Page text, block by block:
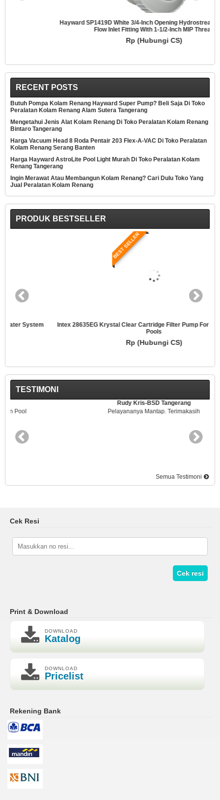
Hayward SP1419D White 3/4-Inch Opening Hydrostream Directional
Flow Inlet Fitting With 1-1/2-Inch MIP Thread
Rp (Hubungi CS)
RECENT POSTS
Butuh Pompa Kolam Renang Hayward Super Pump? Beli Saja Di Toko
Peralatan Kolam Renang Alam Sutera Tangerang
Mengetahui Jenis Alat Kolam Renang Di Toko Peralatan Kolam Renang
Bintaro Tangerang
Harga Vacuum Head 8 Roda Pentair 203 Flex-A-VAC Di Toko Peralatan
Kolam Renang Serang Banten
Harga Hayward AstroLite Pool Light Murah Di Toko Peralatan Kolam
Renang Tangerang
Ingin Merawat Atau Membangun Kolam Renang? Cari Dulu Toko Yang
Jual Peralatan Kolam Renang
PRODUK BESTSELLER
Intex 28635EG Krystal Clear Cartridge Filter Pump For Above Ground
Rp (Hubungi CS)
TESTIMONI
Rudy Kris-BSD Tangerang
Pelayananya Mantap. Terimakasih
Semua Testimoni
Cek Resi
Cek resi
Print & Download
DOWNLOAD
Katalog
DOWNLOAD
Pricelist
Rekening Bank